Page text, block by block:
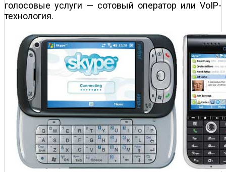
голосовые услуги — сотовый оператор или VoIP-
технология.